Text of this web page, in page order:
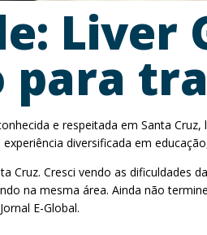
Liver
para
e respeitada em Santa
diversificada em
Cruz. Cresci vendo as
na mesma área. Ainda não
E-Global.